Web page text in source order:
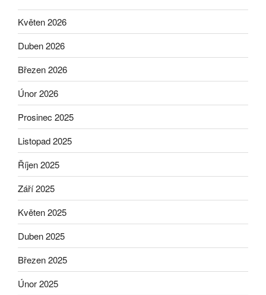
Květen 2026
Duben 2026
Březen 2026
Únor 2026
Prosinec 2025
Listopad 2025
Říjen 2025
Září 2025
Květen 2025
Duben 2025
Březen 2025
Únor 2025